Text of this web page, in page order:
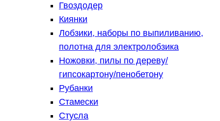
Гвоздодер
Киянки
Лобзики, наборы по выпиливанию,
полотна для электролобзика
Ножовки, пилы по дереву/
гипсокартону/пенобетону
Рубанки
Стамески
Стусла